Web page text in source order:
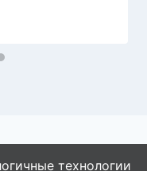
технологии